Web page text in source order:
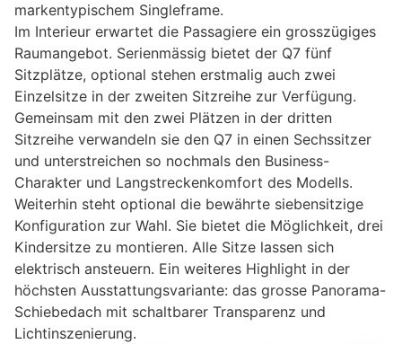
markentypischem Singleframe.
Im Interieur erwartet die Passagiere ein grosszügiges
Raumangebot. Serienmässig bietet der Q7 fünf
Sitzplätze, optional stehen erstmalig auch zwei
Einzelsitze in der zweiten Sitzreihe zur Verfügung.
Gemeinsam mit den zwei Plätzen in der dritten
Sitzreihe verwandeln sie den Q7 in einen Sechssitzer
und unterstreichen so nochmals den Business-
Charakter und Langstreckenkomfort des Modells.
Weiterhin steht optional die bewährte siebensitzige
Konfiguration zur Wahl. Sie bietet die Möglichkeit, drei
Kindersitze zu montieren. Alle Sitze lassen sich
elektrisch ansteuern. Ein weiteres Highlight in der
höchsten Ausstattungsvariante: das grosse Panorama-
Schiebedach mit schaltbarer Transparenz und
Lichtinszenierung.